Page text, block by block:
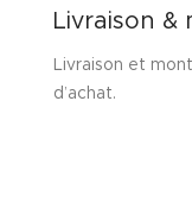
Livraison
Livraison et
d’achat.